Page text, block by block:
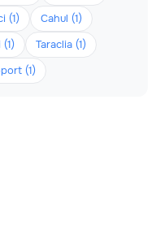
(1)
Cahul (1)
Taraclia (1)
(1)